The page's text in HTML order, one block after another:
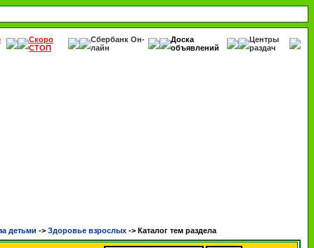
Скоро
СТОП
Сбербанк Он-
лайн
Доска
объявлений
Центры
раздач
детьми -> Здоровье взрослых -> Каталог тем раздела